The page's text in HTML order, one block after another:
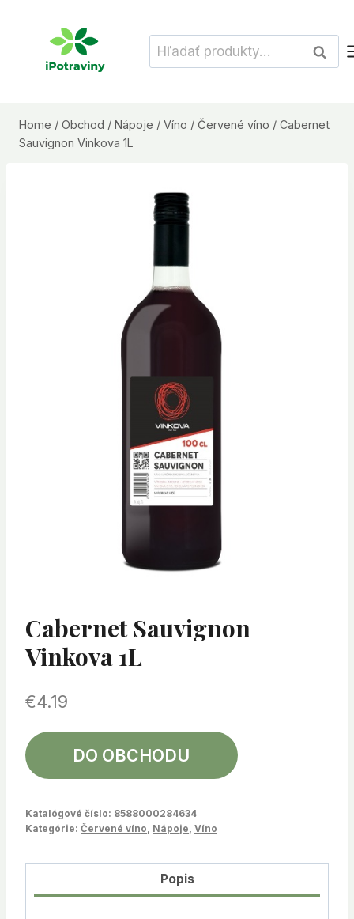
Hľadať:
Home / Obchod / Nápoje / Víno / Červené víno / Cabernet
Sauvignon Vinkova 1L
Cabernet Sauvignon
Vinkova 1L
€4.19
DO OBCHODU
Katalógové číslo: 8588000284634
Kategórie: Červené víno Nápoje Víno
Popis